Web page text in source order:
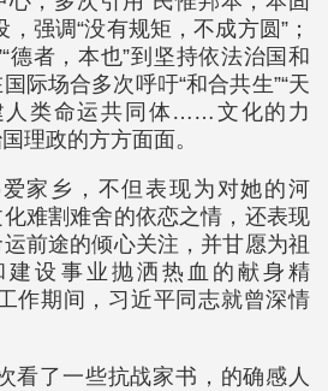
强调“没有规矩，不成方圆”；
德者，本也”到坚持依法治国和
际场合多次呼吁“和合共生”“天
人类命运共同体……文化的力
理政的方方面面。
家乡，不但表现为对她的河
难割难舍的依恋之情，还表现
前途的倾心关注，并甘愿为祖
建设事业抛洒热血的献身精
作期间，习近平同志就曾深情
看了一些抗战家书，的确感人